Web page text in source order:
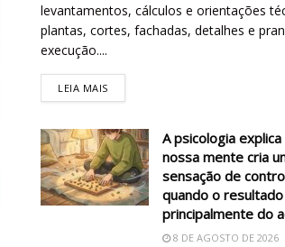
levantamentos, cálculos e orientações
plantas, cortes, fachadas, detalhes e
execução....
LEIA MAIS
A psicologia
nossa mente cria
sensação de
quando o
principalmente do
8 DE AGOSTO DE 2026